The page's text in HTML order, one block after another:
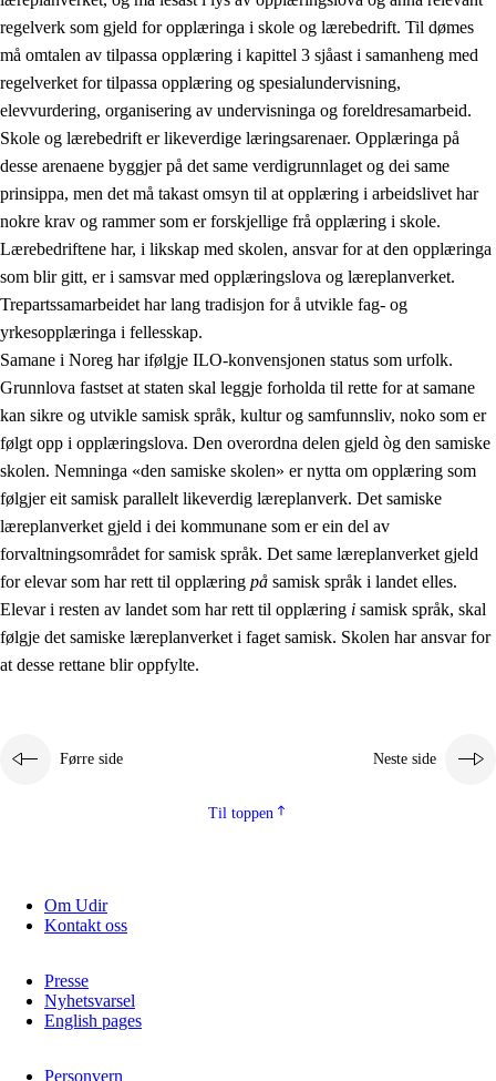
regelverk som gjeld for opplæringa i skole og lærebedrift. Til dømes
må omtalen av tilpassa opplæring i kapittel 3 sjåast i samanheng med
regelverket for tilpassa opplæring og spesialundervisning,
elevvurdering, organisering av undervisninga og foreldresamarbeid.
Skole og lærebedrift er likeverdige læringsarenaer. Opplæringa på
desse arenaene byggjer på det same verdigrunnlaget og dei same
prinsippa, men det må takast omsyn til at opplæring i arbeidslivet har
nokre krav og rammer som er forskjellige frå opplæring i skole.
Lærebedriftene har, i likskap med skolen, ansvar for at den opplæringa
som blir gitt, er i samsvar med opplæringslova og læreplanverket.
Trepartssamarbeidet har lang tradisjon for å utvikle fag- og
yrkesopplæringa i fellesskap.
Samane i Noreg har ifølgje ILO-konvensjonen status som urfolk.
Grunnlova fastset at staten skal leggje forholda til rette for at samane
kan sikre og utvikle samisk språk, kultur og samfunnsliv, noko som er
følgt opp i opplæringslova. Den overordna delen gjeld òg den samiske
skolen. Nemninga «den samiske skolen» er nytta om opplæring som
følgjer eit samisk parallelt likeverdig læreplanverk. Det samiske
læreplanverket gjeld i dei kommunane som er ein del av
forvaltningsområdet for samisk språk. Det same læreplanverket gjeld
for elevar som har rett til opplæring på samisk språk i landet elles.
Elevar i resten av landet som har rett til opplæring i samisk språk, skal
følgje det samiske læreplanverket i faget samisk. Skolen har ansvar for
at desse rettane blir oppfylte.
Førre side Neste side
Til toppen
Om Udir
Kontakt oss
Presse
Nyhetsvarsel
English pages
Personvern